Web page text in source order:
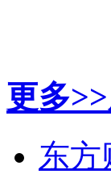
更多>>
东方